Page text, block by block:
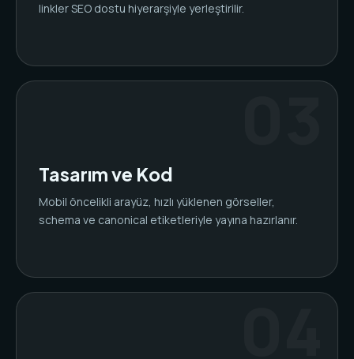
linkler SEO dostu hiyerarşiyle yerleştirilir.
Tasarım ve Kod
Mobil öncelikli arayüz, hızlı yüklenen görseller,
schema ve canonical etiketleriyle yayına hazırlanır.